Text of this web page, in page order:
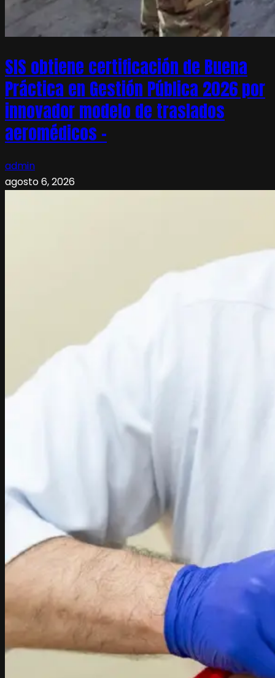
SIS obtiene certificación de Buena
Práctica en Gestión Pública 2026 por
innovador modelo de traslados
aeromédicos –
admin
agosto 6, 2026